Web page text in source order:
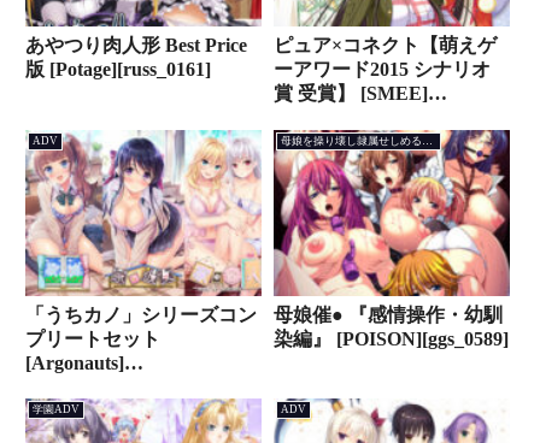
あやつり肉人形 Best Price
版 [Potage][russ_0161]
ピュア×コネクト【萌えゲ
ーアワード2015 シナリオ
賞 受賞】 [SMEE]
ADV
「うちカノ」シリーズコン
プリートセット
[Argonauts]
母娘催● 『感情操作・幼馴
染編』 [POISON][ggs_0589]
学園ADV ADV